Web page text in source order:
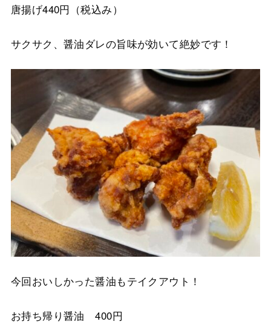
唐揚げ440円（税込み）
サクサク、醤油ダレの旨味が効いて絶妙です！
今回おいしかった醤油もテイクアウト！
お持ち帰り醤油 400円